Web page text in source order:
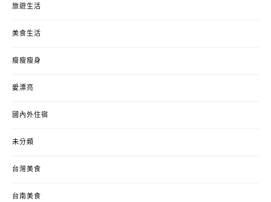
旅遊生活
美食生活
瘦瘦瘦身
愛漂亮
國內外住宿
未分類
台灣美食
台南美食